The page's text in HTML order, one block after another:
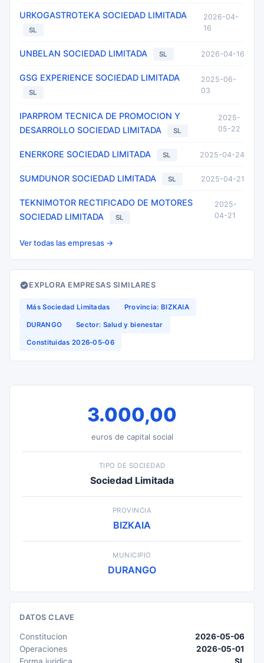
URKOGASTROTEKA SOCIEDAD LIMITADA
SL
2026-04-
16
UNBELAN SOCIEDAD LIMITADA SL 2026-04-16
GSG EXPERIENCE SOCIEDAD LIMITADA
SL
2025-06-
03
IPARPROM TECNICA DE PROMOCION Y
DESARROLLO SOCIEDAD LIMITADA
SL
2025-
05-22
ENERKORE SOCIEDAD LIMITADA SL 2025-04-24
SUMDUNOR SOCIEDAD LIMITADA SL 2025-04-21
TEKNIMOTOR RECTIFICADO DE MOTORES
SOCIEDAD LIMITADA
SL
2025-
04-21
Ver todas las empresas →
EXPLORA EMPRESAS SIMILARES
Más Sociedad Limitadas Provincia: BIZKAIA
DURANGO Sector: Salud y bienestar
Constituidas 2026-05-06
3.000,00
euros de capital social
TIPO DE SOCIEDAD
Sociedad Limitada
PROVINCIA
BIZKAIA
MUNICIPIO
DURANGO
DATOS CLAVE
Constitucion
2026-05-06
Operaciones
2026-05-01